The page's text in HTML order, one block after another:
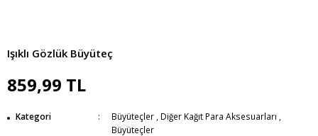
Işıklı Gözlük Büyüteç
859,99 TL
Kategori Büyüteçler Diğer Kağıt Para Aksesuarları
Büyüteçler